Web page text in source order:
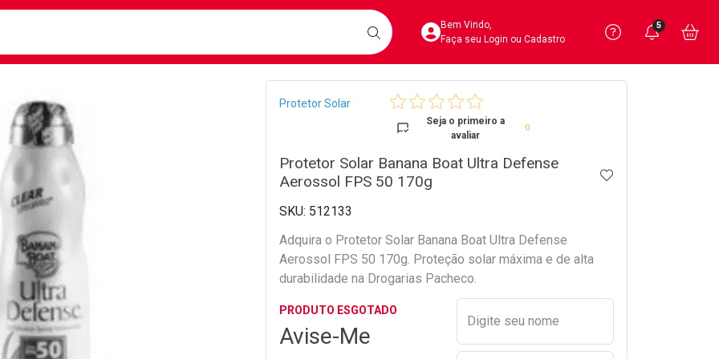
BUSCARAcesse sua Conta
Bem Vindo,
Faça seu Login ou Cadastro
Precisa
Ver Recursos
Você
5
Breadcrumb
Protetor Solar
Seja o primeiro a
avaliar
0
Protetor Solar Banana Boat Ultra Defense
Aerossol FPS 50 170g
ADICIONAR AOS
512133
Adquira o Protetor Solar Banana Boat Ultra Defense
Aerossol FPS 50 170g. Proteção solar máxima e de alta
durabilidade na Drogarias Pacheco.
PRODUTO ESGOTADO
Avise-Me
Preencher nome e email
Digite seu nome